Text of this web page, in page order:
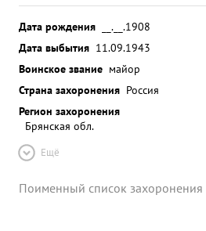
Дата рождения
__.__.1908
Дата выбытия 11.09.1943
Воинское звание майор
Страна захоронения Россия
Регион захоронения
Брянская обл.
Ещё
Поименный список захоронения